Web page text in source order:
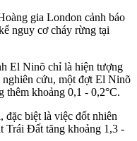
gia London cảnh báo
nguy cơ cháy rừng tại
El Ninõ chỉ là hiện tượng
cứu, một đợt El Ninõ
thêm khoảng 0,1 - 0,2°C.
đặc biệt là việc đốt nhiên
Trái Đất tăng khoảng 1,3 -